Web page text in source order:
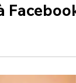
vos